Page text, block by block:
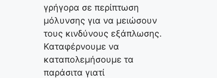
γρήγορα σε περίπτωση
μόλυνσης για να μειώσουν
τους κινδύνους εξάπλωσης.
Καταφέρνουμε να
καταπολεμήσουμε τα
παράσιτα γιατί